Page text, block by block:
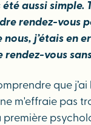
été aussi
rendez-vous
nous, j’étais
rendez-vous
que
m'effraie pas
première